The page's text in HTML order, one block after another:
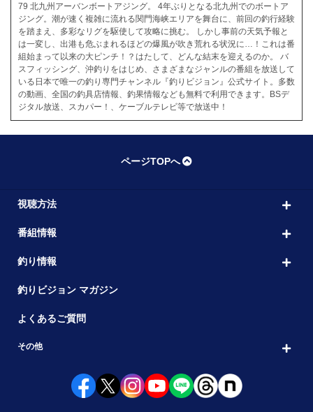
79 北九州アーバンボートアジング。 4年ぶりとなる北九州でのボートア
ジング。潮が速く複雑に流れる関門海峡エリアを舞台に、前回の釣行経験
を踏まえ、多彩なリグを駆使して攻略に挑む。 しかし事前の天気予報と
は一変し、出港も危ぶまれるほどの爆風が吹き荒れる状況に…！これは番
組始まって以来の大ピンチ！？はたして、どんな結末を迎えるのか。 バ
スフィッシング、沖釣りをはじめ、さまざまなジャンルの番組を放送して
いる日本で唯一の釣り専門チャンネル『釣りビジョン』公式サイト。多数
の動画、全国の釣具店情報、釣果情報なども無料で利用できます。BSデ
ジタル放送、スカパー！、ケーブルテレビ等で放送中！
ページTOPへ
視聴方法
番組情報
釣り情報
釣りビジョン マガジン
よくあるご質問
その他